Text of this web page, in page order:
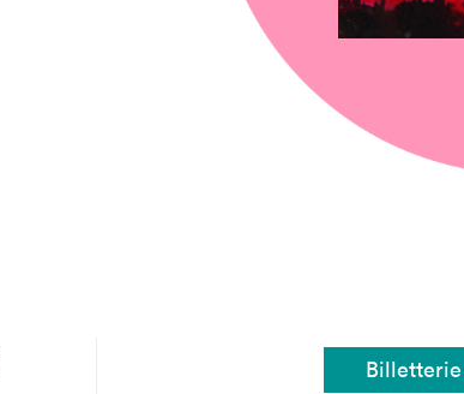
Billetterie